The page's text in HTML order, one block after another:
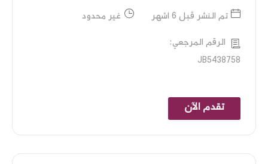
تم النشر قبل 6 اشهر
غير محدود
الرقم المرجعي:
JB5438758
تقدم الآن